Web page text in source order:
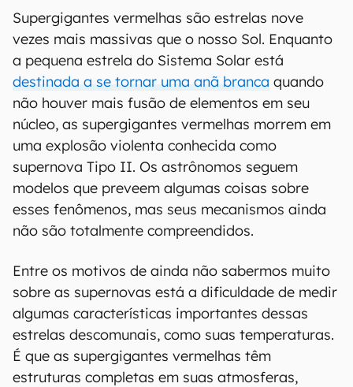
Supergigantes vermelhas são estrelas nove
vezes mais massivas que o nosso Sol. Enquanto
a pequena estrela do Sistema Solar está
destinada a se tornar uma anã branca quando
não houver mais fusão de elementos em seu
núcleo, as supergigantes vermelhas morrem em
uma explosão violenta conhecida como
supernova Tipo II. Os astrônomos seguem
modelos que preveem algumas coisas sobre
esses fenômenos, mas seus mecanismos ainda
não são totalmente compreendidos.
Entre os motivos de ainda não sabermos muito
sobre as supernovas está a dificuldade de medir
algumas características importantes dessas
estrelas descomunais, como suas temperaturas.
É que as supergigantes vermelhas têm
estruturas completas em suas atmosferas,